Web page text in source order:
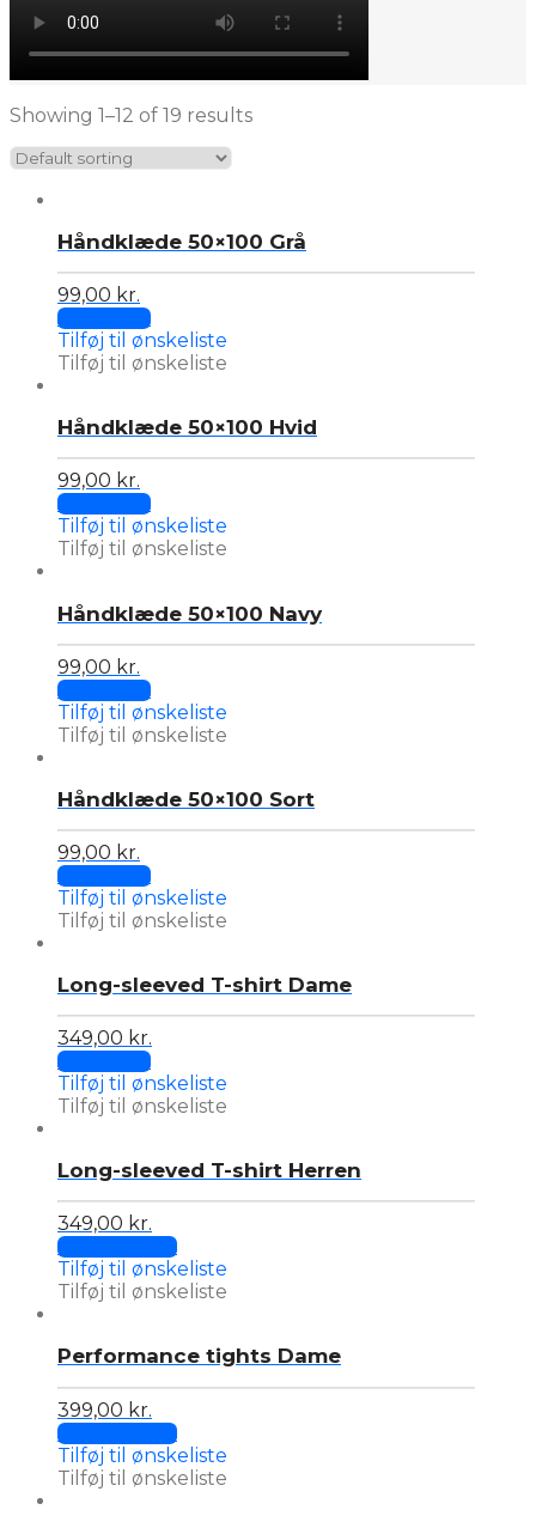
Showing 1–12 of 19 results
Håndklæde 50×100 Grå
99,00 kr.
Add to cart
Tilføj til ønskeliste
Tilføj til ønskeliste
Håndklæde 50×100 Hvid
99,00 kr.
Add to cart
Tilføj til ønskeliste
Tilføj til ønskeliste
Håndklæde 50×100 Navy
99,00 kr.
Add to cart
Tilføj til ønskeliste
Tilføj til ønskeliste
Håndklæde 50×100 Sort
99,00 kr.
Add to cart
Tilføj til ønskeliste
Tilføj til ønskeliste
Long-sleeved T-shirt Dame
349,00 kr.
Add to cart
Tilføj til ønskeliste
Tilføj til ønskeliste
Long-sleeved T-shirt Herren
349,00 kr.
Select optionsThis
product
has
The
options
be
chosen
on
Tilføj til ønskeliste
Tilføj til ønskeliste
Performance tights Dame
399,00 kr.
Select optionsThis
product
has
Tilføj til ønskeliste
Tilføj til ønskeliste